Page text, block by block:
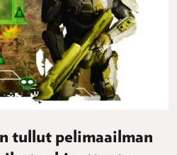
tullut pelimaailman